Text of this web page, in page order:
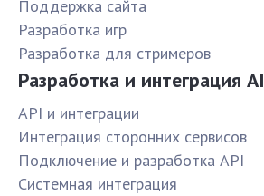
Поддержка сайта
Разработка игр
Разработка для стримеров
Разработка и интеграция AI
API и интеграции
Интеграция сторонних сервисов
Подключение и разработка API
Системная интеграция